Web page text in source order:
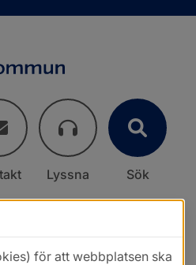
Lyssna Sök
för att webbplatsen ska